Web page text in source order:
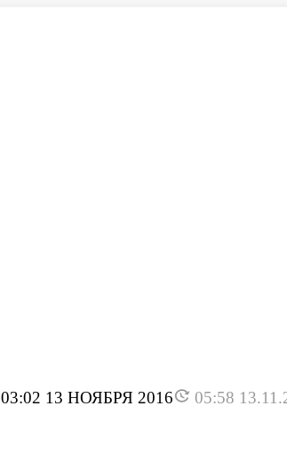
03:02 13 НОЯБРЯ 2016 05:58